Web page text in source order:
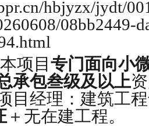
hbjyzx/jydt/
08bb2449-
本项目专门面向小
承包叁级及以上
目经理：建筑工
＋无在建工程。